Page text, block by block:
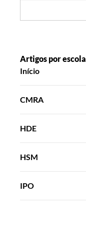
Artigos por escola
Início
CMRA
HDE
HSM
IPO